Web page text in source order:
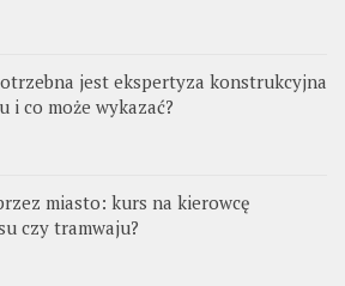
jest ekspertyza konstrukcyjna
i co może wykazać?
miasto: kurs na kierowcę
czy tramwaju?